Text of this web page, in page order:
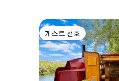
게스트 선호
게스트 선호